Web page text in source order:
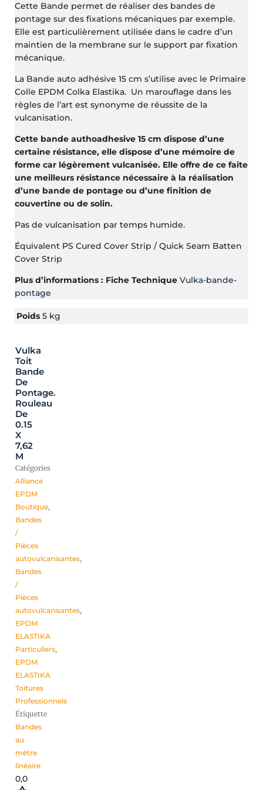
Cette Bande permet de réaliser des bandes de
pontage sur des fixations mécaniques par exemple.
Elle est particulièrement utilisée dans le cadre d’un
maintien de la membrane sur le support par fixation
mécanique.
La Bande auto adhésive 15 cm s’utilise avec le Primaire
Colle EPDM Colka Elastika. Un marouflage dans les
règles de l’art est synonyme de réussite de la
vulcanisation.
Cette bande authoadhesive 15 cm dispose d’une
certaine résistance, elle dispose d’une mémoire de
forme car légèrement vulcanisée. Elle offre de ce faite
une meilleurs résistance nécessaire à la réalisation
d’une bande de pontage ou d’une finition de
couvertine ou de solin.
Pas de vulcanisation par temps humide.
Équivalent PS Cured Cover Strip / Quick Seam Batten
Cover Strip
Plus d’informations : Fiche TechniqueVulka-bande-
pontage
Poids 5 kg
Vulka
Toit
Bande
De
Pontage.
Rouleau
De
0.15
X
7,62
M
Catégories
Alliance
EPDM
Boutique,
Bandes
/
Pièces
autovulcanisantes,
Bandes
/
Pièces
autovulcanisantes,
EPDM
ELASTIKA
Particuliers,
EPDM
ELASTIKA
Toitures
Professionnels
Étiquette
Bandes
au
mètre
linéaire
0,0